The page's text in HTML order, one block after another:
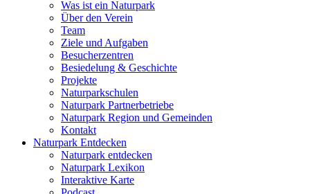
Was ist ein Naturpark
Über den Verein
Team
Ziele und Aufgaben
Besucherzentren
Besiedelung & Geschichte
Projekte
Naturparkschulen
Naturpark Partnerbetriebe
Naturpark Region und Gemeinden
Kontakt
Naturpark Entdecken
Naturpark entdecken
Naturpark Lexikon
Interaktive Karte